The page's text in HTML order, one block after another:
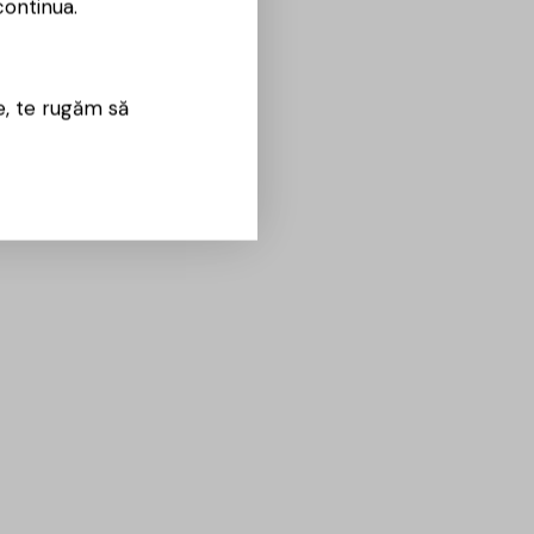
te rugăm să